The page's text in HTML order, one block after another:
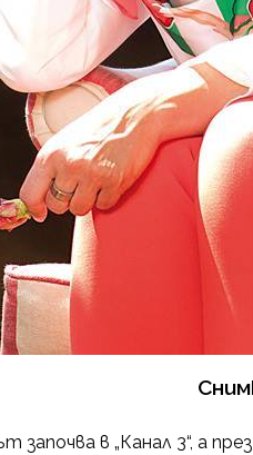
започва в „Канал 3“, а